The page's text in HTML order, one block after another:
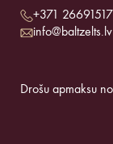
+371 26691517
info@baltzelts.lv
Drošu apmaksu